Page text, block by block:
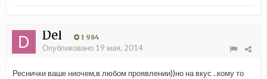
Del 1 984
Опубликовано 19 мая, 2014
Реснички ваше ниочем,в любом проявлении))но на вкус ..кому то